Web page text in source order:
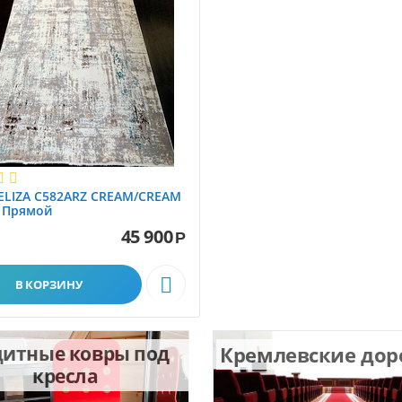
C582ARZ CREAM/CREAM
Прямой
45 900Р
В КОРЗИНУ 
ковры под
кресла
Кремлевские